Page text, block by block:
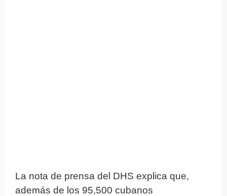
La nota de prensa del DHS explica que,
además de los 95,500 cubanos